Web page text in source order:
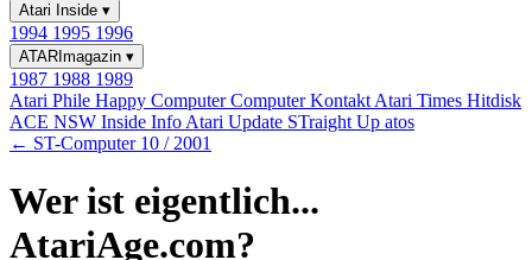
Atari Inside ▾
1994 1995 1996
ATARImagazin ▾
1987 1988 1989
Atari Phile Happy ComputerComputer Kontakt Atari Times Hitdisk
ACE NSW Inside Info Atari Update STraight Up atos
← ST-Computer 10 / 2001
Wer ist eigentlich...
AtariAge.com?